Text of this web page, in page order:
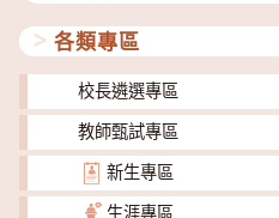
類
各類專區
校長遴選專區
教師甄試專區
新生專區
生涯專區